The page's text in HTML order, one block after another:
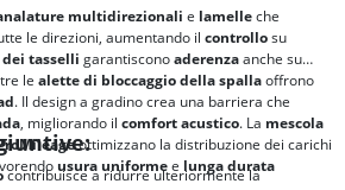
multidirezionali e lamelleche
le direzioni, aumentando il controllosu
tasselli garantisconoaderenzaanche su
le alette di bloccaggio della spallaoffrono
. Il design a gradino crea una barriera che
, migliorando il comfort acustico. La mescola
ottimizzano la distribuzione dei carichi
usura uniformee lunga durata
contribuisce a ridurre ulteriormente la